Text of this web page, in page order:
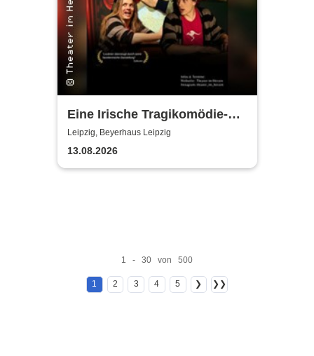
Eine Irische Tragikomödie-
Das Kleingeld | Getreu dem
Motto: Wir lachen, weil wir
weinen
Leipzig, Beyerhaus Leipzig
13.08.2026
1 - 30 von 500
1 2 3 4 5 ❯ ❯❯